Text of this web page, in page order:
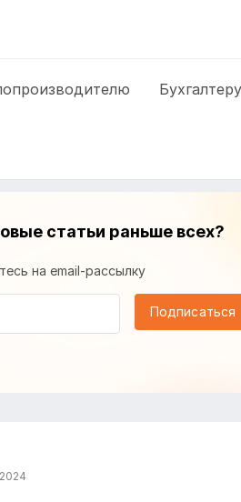
Бухгалтеру
статьи раньше всех?
на email-рассылку
Подписаться